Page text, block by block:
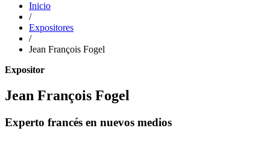
Inicio
/
Expositores
/
Jean François Fogel
Expositor
Jean François Fogel
Experto francés en nuevos medios